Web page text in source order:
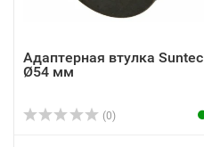
Адаптерная втулка Suntec
Ø54 мм
(0)